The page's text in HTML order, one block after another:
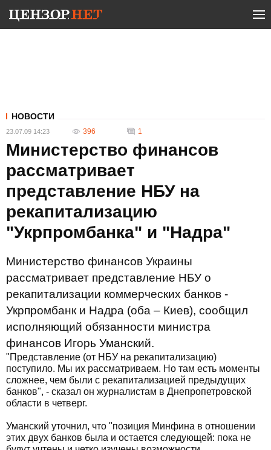
НОВОСТИ
23.07.09 14:23 396 1
Министерство финансов
рассматривает
представление НБУ на
рекапитализацию
"Укрпромбанка" и "Надра"
Министерство финансов Украины
рассматривает представление НБУ о
рекапитализации коммерческих банков -
Укрпромбанк и Надра (оба – Киев), сообщил
исполняющий обязанности министра
финансов Игорь Уманский.
"Представление (от НБУ на рекапитализацию)
поступило. Мы их рассматриваем. Но там есть моменты
сложнее, чем были с рекапитализацией предыдущих
банков", - сказал он журналистам в Днепропетровской
области в четверг.
Уманский уточнил, что "позиция Минфина в отношении
этих двух банков была и остается следующей: пока не